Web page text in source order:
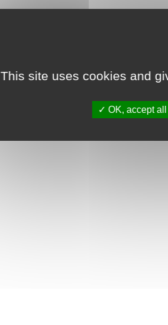
This site uses cookies and
OK, accept all